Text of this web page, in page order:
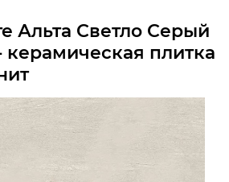
Альта Светло Серый
керамическая плитка